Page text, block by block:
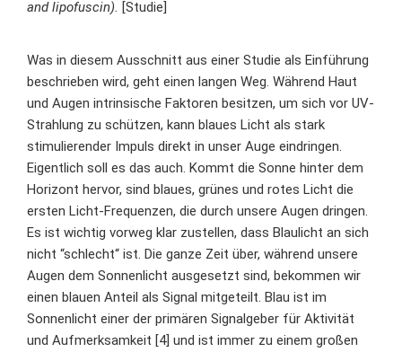
and lipofuscin). [Studie]
Was in diesem Ausschnitt aus einer Studie als Einführung
beschrieben wird, geht einen langen Weg. Während Haut
und Augen intrinsische Faktoren besitzen, um sich vor UV-
Strahlung zu schützen, kann blaues Licht als stark
stimulierender Impuls direkt in unser Auge eindringen.
Eigentlich soll es das auch. Kommt die Sonne hinter dem
Horizont hervor, sind blaues, grünes und rotes Licht die
ersten Licht-Frequenzen, die durch unsere Augen dringen.
Es ist wichtig vorweg klar zustellen, dass Blaulicht an sich
nicht “schlecht“ ist. Die ganze Zeit über, während unsere
Augen dem Sonnenlicht ausgesetzt sind, bekommen wir
einen blauen Anteil als Signal mitgeteilt. Blau ist im
Sonnenlicht einer der primären Signalgeber für Aktivität
und Aufmerksamkeit [4] und ist immer zu einem großen